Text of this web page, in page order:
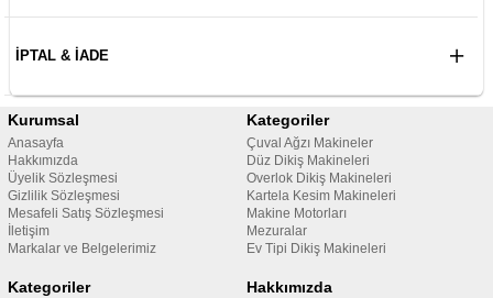
İPTAL & İADE
Kurumsal
Anasayfa
Hakkımızda
Üyelik Sözleşmesi
Gizlilik Sözleşmesi
Mesafeli Satış Sözleşmesi
İletişim
Markalar ve Belgelerimiz
Kategoriler
Çuval Ağzı Makineler
Düz Dikiş Makineleri
Overlok Dikiş Makineleri
Kartela Kesim Makineleri
Makine Motorları
Mezuralar
Ev Tipi Dikiş Makineleri
Kategoriler Hakkımızda